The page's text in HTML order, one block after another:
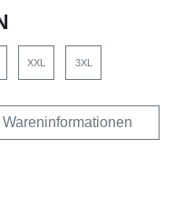
XXL 3XL
Wareninformationen